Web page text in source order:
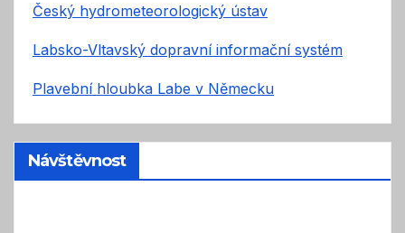
Český hydrometeorologický ústav
Labsko-Vltavský dopravní informační systém
Plavební hloubka Labe v Německu
Návštěvnost